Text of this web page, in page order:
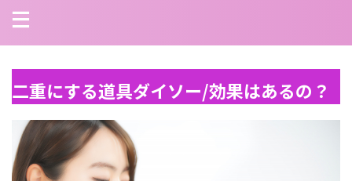
二重にする道具ダイソー/効果はあるの？